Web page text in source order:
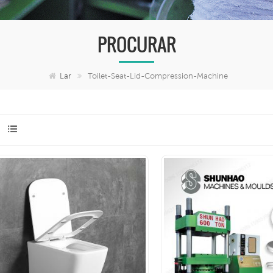
PROCURAR
Lar Toilet-Seat-Lid-Compression-Machine